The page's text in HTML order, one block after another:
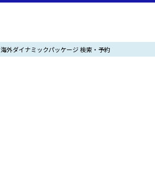
海外ダイナミックパッケージ 検索・予約